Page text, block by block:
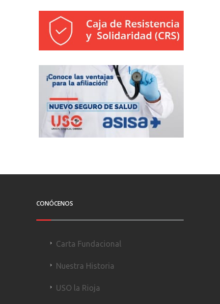
CONÓCENOS
Carta Fundacional
Nuestra Historia
USO la Rioja